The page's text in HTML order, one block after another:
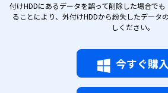
付けHDDにあるデータを誤って削除した場合で
ることにより、外付けHDDから紛失したデータ
しください。
今すぐ購入